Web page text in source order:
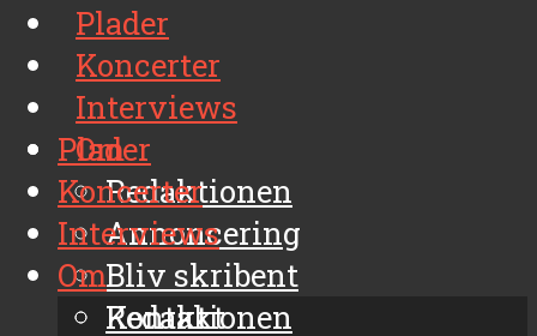
Plader
Koncerter
Interviews
Om
Redaktionen
Annoncering
Bliv skribent
Kontakt
Plader
Koncerter
Interviews
Om
Redaktionen